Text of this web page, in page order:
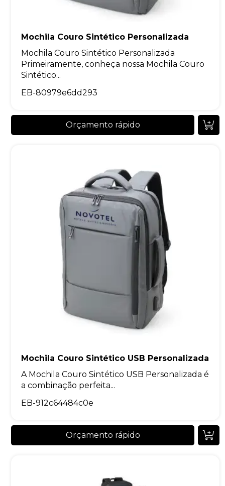
Mochila Couro Sintético Personalizada
Mochila Couro Sintético Personalizada
Primeiramente, conheça nossa Mochila Couro
Sintético...
EB-80979e6dd293
Orçamento rápido
Mochila Couro Sintético USB Personalizada
A Mochila Couro Sintético USB Personalizada é
a combinação perfeita...
EB-912c64484c0e
Orçamento rápido